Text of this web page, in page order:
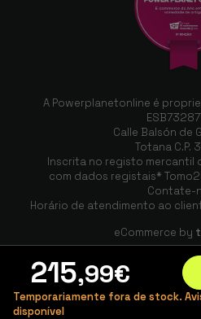
215,99€
Temporariamente fora de stock.
disponível
A Powerplanetonline é
Calle Balsón de
Totana C.P.
Inscrita no registo mercantil
com dados registais*
Contate-
Horário de atendimento ao
eCommerce by